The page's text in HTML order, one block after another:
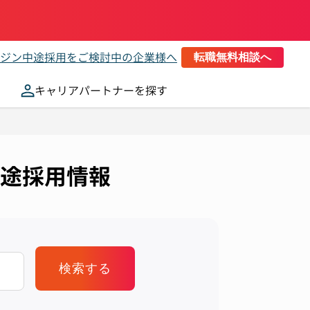
ン中途採用をご検討中の企業様へ 転職無料相談へ
キャリアパートナーを探す
採用情報
検索する